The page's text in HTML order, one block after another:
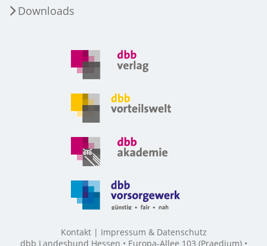
Downloads
Kontakt
Impressum & Datenschutz
dbb Landesbund Hessen • Europa-Allee 103 (Praedium) •